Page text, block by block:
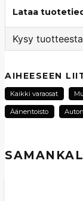
Lataa
Kysy tuotteesta
Kysy meiltä
AIHEESEEN
Kaikki varaosat
Äänentoisto